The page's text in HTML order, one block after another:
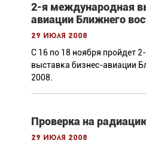
2-я международная
авиации Ближнего
29 июля 2008
C 16 по 18 ноября пройдет
выставка бизнес-авиации
2008.
Проверка на
29 июля 2008